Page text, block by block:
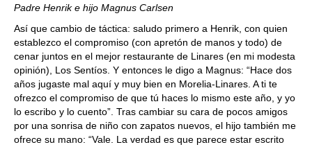
Padre Henrik e hijo Magnus Carlsen
Así que cambio de táctica: saludo primero a Henrik, con quien
establezco el compromiso (con apretón de manos y todo) de
cenar juntos en el mejor restaurante de Linares (en mi modesta
opinión), Los Sentíos. Y entonces le digo a Magnus: “Hace dos
años jugaste mal aquí y muy bien en Morelia-Linares. A ti te
ofrezco el compromiso de que tú haces lo mismo este año, y yo
lo escribo y lo cuento”. Tras cambiar su cara de pocos amigos
por una sonrisa de niño con zapatos nuevos, el hijo también me
ofrece su mano: “Vale. La verdad es que parece estar escrito